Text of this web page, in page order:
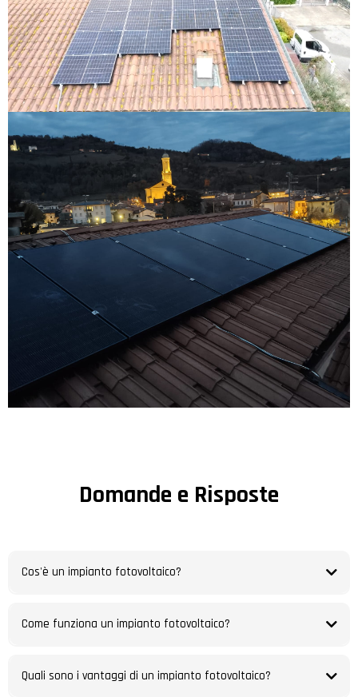
Domande e Risposte
Cos'è un impianto fotovoltaico?
Come funziona un impianto fotovoltaico?
Quali sono i vantaggi di un impianto fotovoltaico?